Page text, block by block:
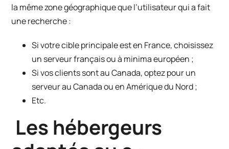
la même zone géographique que l’utilisateur qui a fait
une recherche :
Si votre cible principale est en France, choisissez
un serveur français ou à minima européen ;
Si vos clients sont au Canada, optez pour un
serveur au Canada ou en Amérique du Nord ;
Etc.
Les hébergeurs